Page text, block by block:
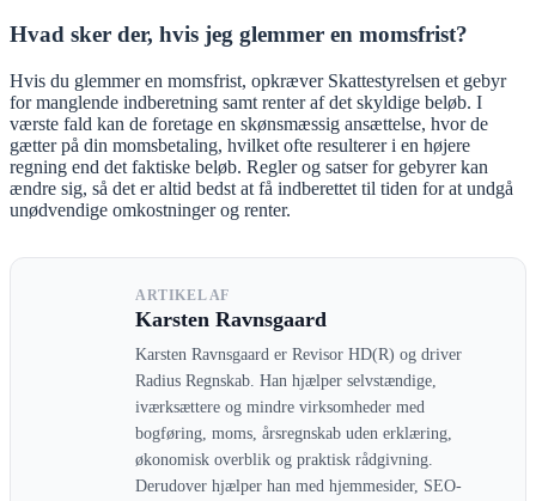
Hvad sker der, hvis jeg glemmer en momsfrist?
Hvis du glemmer en momsfrist, opkræver Skattestyrelsen et gebyr
for manglende indberetning samt renter af det skyldige beløb. I
værste fald kan de foretage en skønsmæssig ansættelse, hvor de
gætter på din momsbetaling, hvilket ofte resulterer i en højere
regning end det faktiske beløb. Regler og satser for gebyrer kan
ændre sig, så det er altid bedst at få indberettet til tiden for at undgå
unødvendige omkostninger og renter.
ARTIKEL AF
Karsten Ravnsgaard
Karsten Ravnsgaard er Revisor HD(R) og driver
Radius Regnskab. Han hjælper selvstændige,
iværksættere og mindre virksomheder med
bogføring, moms, årsregnskab uden erklæring,
økonomisk overblik og praktisk rådgivning.
Derudover hjælper han med hjemmesider, SEO-